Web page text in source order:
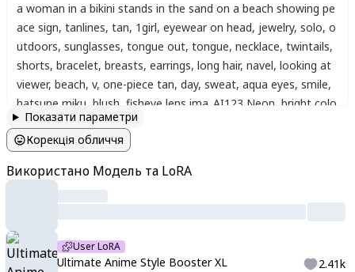
a woman in a bikini stands in the sand on a beach showing pe
ace sign, tanlines, tan, 1girl, eyewear on head, jewelry, solo, o
utdoors, sunglasses, tongue out, tongue, necklace, twintails,
shorts, bracelet, breasts, earrings, long hair, navel, looking at
viewer, beach, v, one-piece tan, day, sweat, aqua eyes, smile,
hatsune miku blush fisheye lens ima_AI123 Neon bright colo
rs, bright shadows.,((Anime illustration)) ((Incarnate detail))
((Masterpiece)) ((Highest quality))
Показати параметри
Корекція обличчя
Використано Модель та LoRA
User LoRA
Ultimate Anime Style Booster XL 2.41k